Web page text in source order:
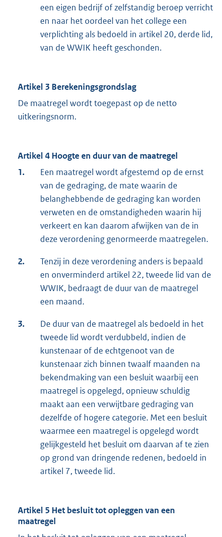
een eigen bedrijf of zelfstandig beroep verricht
en naar het oordeel van het college een
verplichting als bedoeld in artikel 20, derde lid,
van de WWIK heeft geschonden.
Artikel 3 Berekeningsgrondslag
De maatregel wordt toegepast op de netto
uitkeringsnorm.
Artikel 4 Hoogte en duur van de maatregel
1.
Een maatregel wordt afgestemd op de ernst
van de gedraging, de mate waarin de
belanghebbende de gedraging kan worden
verweten en de omstandigheden waarin hij
verkeert en kan daarom afwijken van de in
deze verordening genormeerde maatregelen.
2.
Tenzij in deze verordening anders is bepaald
en onverminderd artikel 22, tweede lid van de
WWIK, bedraagt de duur van de maatregel
een maand.
3.
De duur van de maatregel als bedoeld in het
tweede lid wordt verdubbeld, indien de
kunstenaar of de echtgenoot van de
kunstenaar zich binnen twaalf maanden na
bekendmaking van een besluit waarbij een
maatregel is opgelegd, opnieuw schuldig
maakt aan een verwijtbare gedraging van
dezelfde of hogere categorie. Met een besluit
waarmee een maatregel is opgelegd wordt
gelijkgesteld het besluit om daarvan af te zien
op grond van dringende redenen, bedoeld in
artikel 7, tweede lid.
Artikel 5 Het besluit tot opleggen van een
maatregel